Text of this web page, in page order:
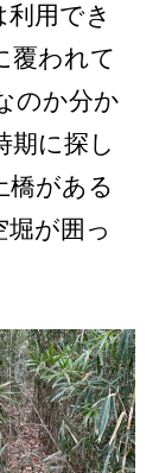
用でき
覆われて
のか分か
期に探し
橋がある
が囲っ